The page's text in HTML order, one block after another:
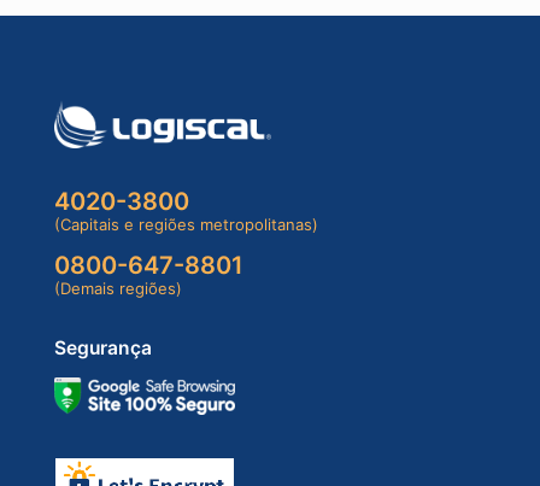
4020-3800
(Capitais e regiões metropolitanas)
0800-647-8801
(Demais regiões)
Segurança